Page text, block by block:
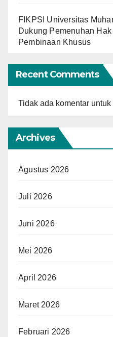
FIKPSI Universitas
Dukung Pemenuhan
Pembinaan Khusus
Recent Comments
Tidak ada komentar
Archives
Agustus 2026
Juli 2026
Juni 2026
Mei 2026
April 2026
Maret 2026
Februari 2026